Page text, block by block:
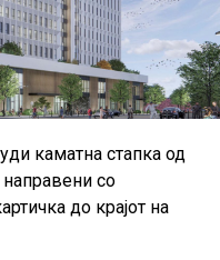
стандарди на
дел од малите и
за Данска за
при пресметката на
користени
од 2025 година, а кај
од првиот квартал
каматна стапка од
со
до крајот на